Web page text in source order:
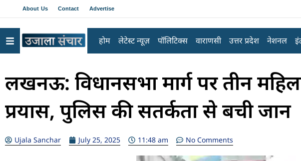
About Us Contact Advertise
होम लेटेस्ट न्यूज़ पॉलिटिक्स वाराणसी उत्तर प्रदेश नेशनल
लखनऊ: विधानसभा मार्ग पर तीन
प्रयास, पुलिस की सतर्कता से बची जान
Ujala Sanchar July 25, 2025 11:48 am No Comments